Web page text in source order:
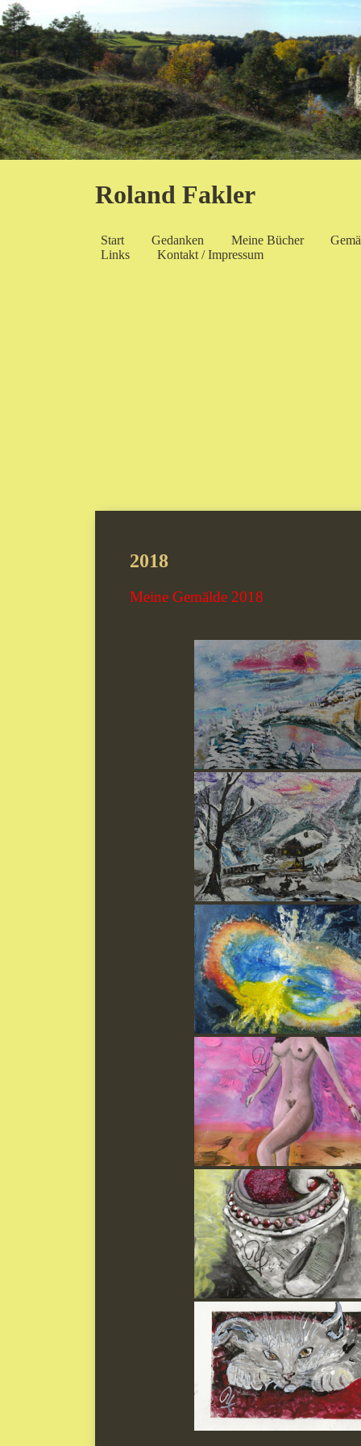
Roland Fakler
Start Gedanken Meine Bücher
Links
Kontakt / Impressum
2018
Meine Gemälde 2018